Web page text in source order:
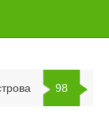
98